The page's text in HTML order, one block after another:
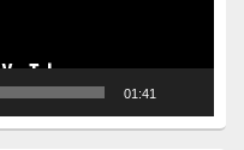
01:41